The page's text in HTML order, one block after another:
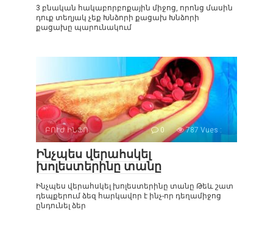
3 բնական հակաբորբոքային միջոց, որոնց մասին
դուք տեղյակ չեք Խնձորի քացախ Խնձորի
քացախը պարունակում
ԲՈՒԺ ԻՆՖՈ 0 787 Vues :
Ինչպես վերահսկել
խոլեստերինը տանը
Ինչպես վերահսկել խոլեստերինը տանը Թեև շատ
դեպքերում ձեզ հարկավոր է ինչ-որ դեղամիջոց
ընդունել ձեր